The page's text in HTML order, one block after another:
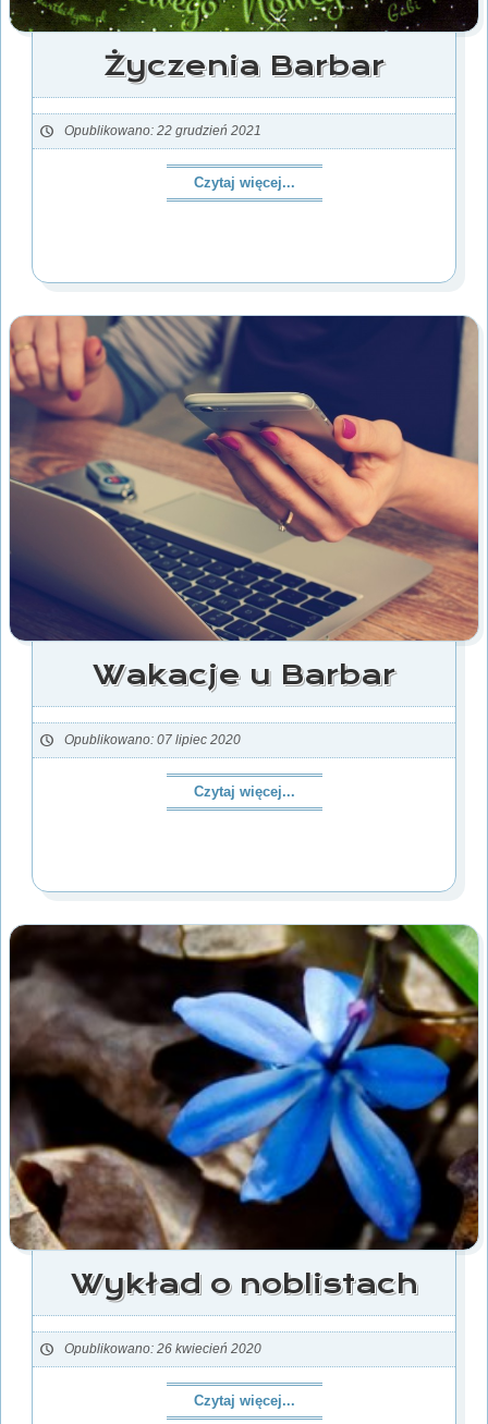
Życzenia Barbar
Opublikowano: 22 grudzień 2021
Czytaj więcej...
Wakacje u Barbar
Opublikowano: 07 lipiec 2020
Czytaj więcej...
Wykład o noblistach
Opublikowano: 26 kwiecień 2020
Czytaj więcej...